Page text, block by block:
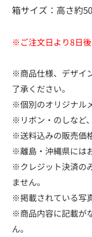
箱サイズ：高さ約
※ご注文日より8日後
※商品仕様、デザイ
了承ください。
※個別のオリジナル
※リボン・のしなど
※送料込みの販売価
※離島・沖縄県には
※クレジット決済の
ません。
※掲載されている写
※商品内容に記載が
ん。